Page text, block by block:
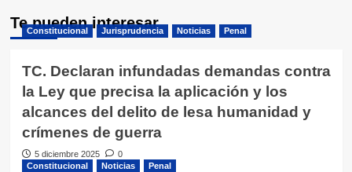
Te pueden interesar
Constitucional Jurisprudencia Noticias Penal
TC. Declaran infundadas demandas contra
la Ley que precisa la aplicación y los
alcances del delito de lesa humanidad y
crímenes de guerra
5 diciembre 2025
0
Constitucional
Noticias Penal